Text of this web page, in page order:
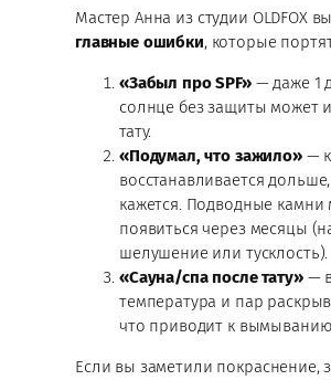
Мастер Анна из студии OLDFOX
главные ошибки, которые
«Забыл про SPF»— даже 1
солнце без защиты может
тату.
«Подумал, что зажило»—
восстанавливается
кажется. Подводные камни
появиться через месяцы
шелушение или тусклость).
«Сауна/спа после тату»—
температура и пар
что приводит к вымыванию
Если вы заметили покраснение,